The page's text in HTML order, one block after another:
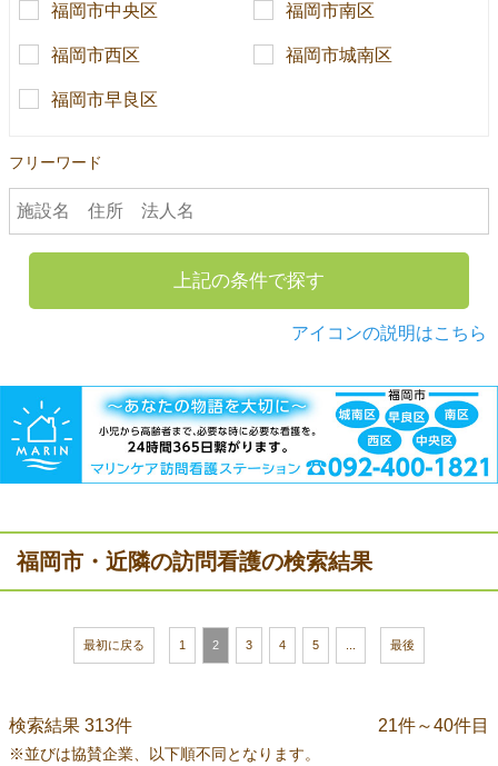
福岡市中央区 福岡市南区
福岡市西区 福岡市城南区
福岡市早良区
フリーワード
上記の条件で探す
アイコンの説明はこちら
福岡市・近隣の訪問看護の検索結果
最初に戻る 1 2 3 4 5 最後
検索結果 313件 21件～40件目
※並びは協賛企業、以下順不同となります。